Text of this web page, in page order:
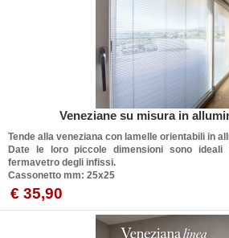
Veneziane su misura in
Tende alla veneziana con lamelle orientabili in
Date le loro piccole dimensioni sono
fermavetro degli infissi.
Cassonetto mm: 25x25
€ 35,90